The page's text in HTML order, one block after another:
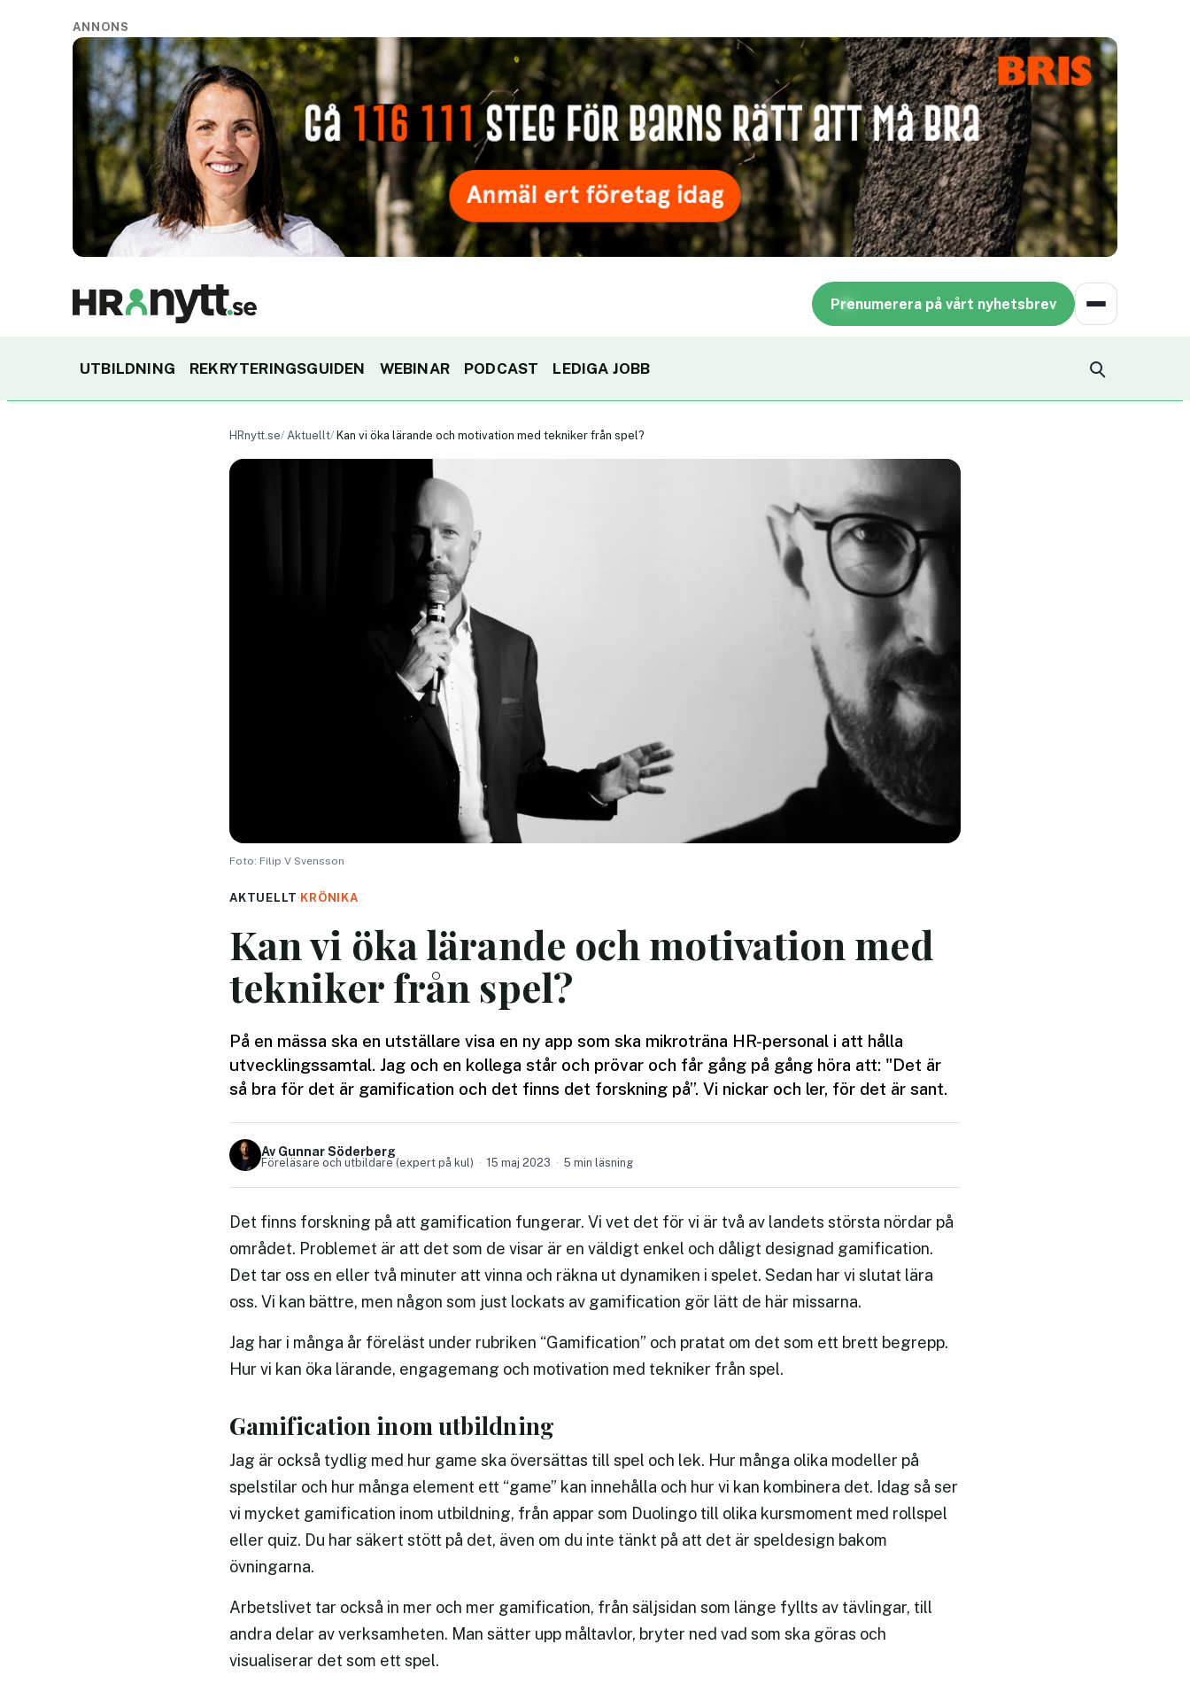
ANNONS
Prenumerera på vårt nyhetsbrev
UTBILDNING REKRYTERINGSGUIDEN WEBINAR PODCAST LEDIGA JOBB
HRnytt.se Aktuellt Kan vi öka lärande och motivation med tekniker från spel?
Foto: Filip V Svensson
AKTUELLT · KRÖNIKA
Kan vi öka lärande och motivation med
tekniker från spel?
På en mässa ska en utställare visa en ny app som ska mikroträna HR-personal i att hålla
utvecklingssamtal. Jag och en kollega står och prövar och får gång på gång höra att: "Det är
så bra för det är gamification och det finns det forskning på”. Vi nickar och ler, för det är sant.
Av Gunnar Söderberg
Föreläsare och utbildare (expert på kul) 15 maj 2023 5 min läsning
Det finns forskning på att gamification fungerar. Vi vet det för vi är två av landets största nördar på
området. Problemet är att det som de visar är en väldigt enkel och dåligt designad gamification.
Det tar oss en eller två minuter att vinna och räkna ut dynamiken i spelet. Sedan har vi slutat lära
oss. Vi kan bättre, men någon som just lockats av gamification gör lätt de här missarna.
Jag har i många år föreläst under rubriken “Gamification” och pratat om det som ett brett begrepp.
Hur vi kan öka lärande, engagemang och motivation med tekniker från spel.
Gamification inom utbildning
Jag är också tydlig med hur game ska översättas till spel och lek. Hur många olika modeller på
spelstilar och hur många element ett “game” kan innehålla och hur vi kan kombinera det. Idag så ser
vi mycket gamification inom utbildning, från appar som Duolingo till olika kursmoment med rollspel
eller quiz. Du har säkert stött på det, även om du inte tänkt på att det är speldesign bakom
övningarna.
Arbetslivet tar också in mer och mer gamification, från säljsidan som länge fyllts av tävlingar, till
andra delar av verksamheten. Man sätter upp måltavlor, bryter ned vad som ska göras och
visualiserar det som ett spel.